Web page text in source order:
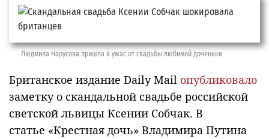
Людмила Нарусова пришла в ужас от свадьбы любимой доченьки
Британское издание Daily Mail опубликовало
заметку о скандальной свадьбе российской
светской львицы Ксении Собчак. В
статье «Крестная дочь» Владимира Путина